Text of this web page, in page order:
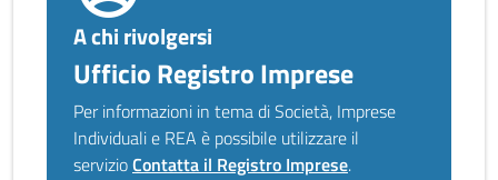
A chi rivolgersi
Ufficio Registro Imprese
Per informazioni in tema di Società, Imprese
Individuali e REA è possibile utilizzare il
servizioContatta il Registro Imprese.